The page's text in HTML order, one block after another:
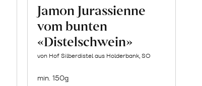
Jamon Jurassienne
vom bunten
«Distelschwein»
von Hof Silberdistel aus Holderbank, SO
min. 150g